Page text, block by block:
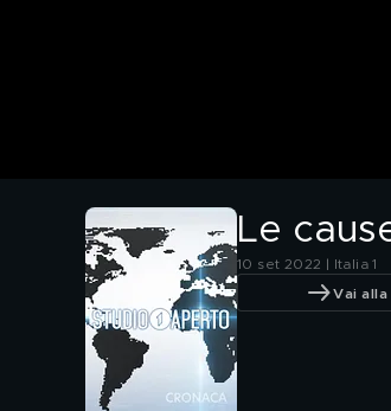
Le
10 set 2022 | Italia 1
Vai